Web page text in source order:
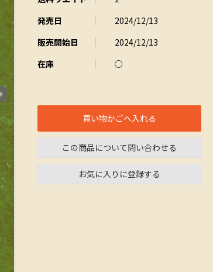
発売日
2024/12/13
販売開始日
2024/12/13
在庫
○
買い物かごへ入れる
この商品について問い合わせる
お気に入りに登録する